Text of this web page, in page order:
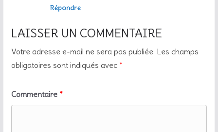
Répondre
LAISSER UN COMMENTAIRE
Votre adresse e-mail ne sera pas publiée. Les champs
obligatoires sont indiqués avec *
Commentaire *